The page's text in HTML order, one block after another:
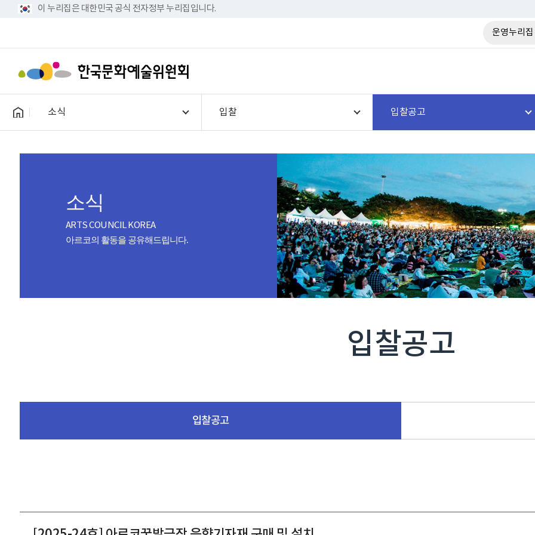
이 누리집은 대한민국 공식 전자정부 누리집입니다.
운영누리집
소식 입찰 입찰공고
소식
ARTS COUNCIL KOREA
아르코의 활동을 공유해드립니다.
입찰공고
입찰공고